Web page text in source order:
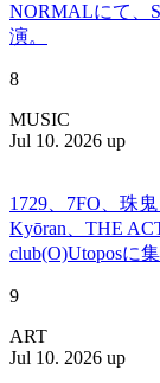
NORMALにて、
演。
8
MUSIC
Jul 10. 2026 up
1729、7FO、珠
Kyōran、THE
club(O)Utoposに集
9
ART
Jul 10. 2026 up